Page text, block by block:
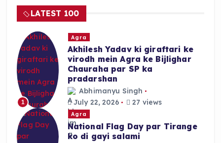
o
o
k
p
p
LATEST 100
1
Agra
Akhilesh Yadav ki giraftari ke
virodh mein Agra ke Bijlighar
Chauraha par SP ka
pradarshan
Abhimanyu Singh
July 22, 2026
27 views
Agra
National Flag Day par Tirange
ko di gayi salami